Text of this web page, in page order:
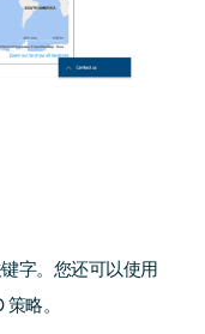
字。您还可以使用
略。